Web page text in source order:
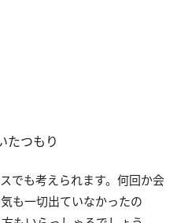
たつもり
でも考えられます。何回か会
も一切出ていなかったの